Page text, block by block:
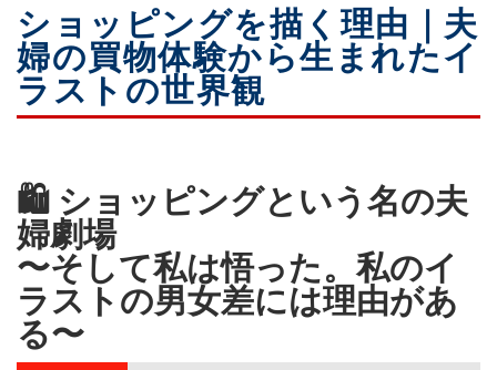
ショッピングを描く理由｜夫
婦の買物体験から生まれたイ
ラストの世界観
🛍️ ショッピングという名の夫
婦劇場
〜そして私は悟った。私のイ
ラストの男女差には理由があ
る〜